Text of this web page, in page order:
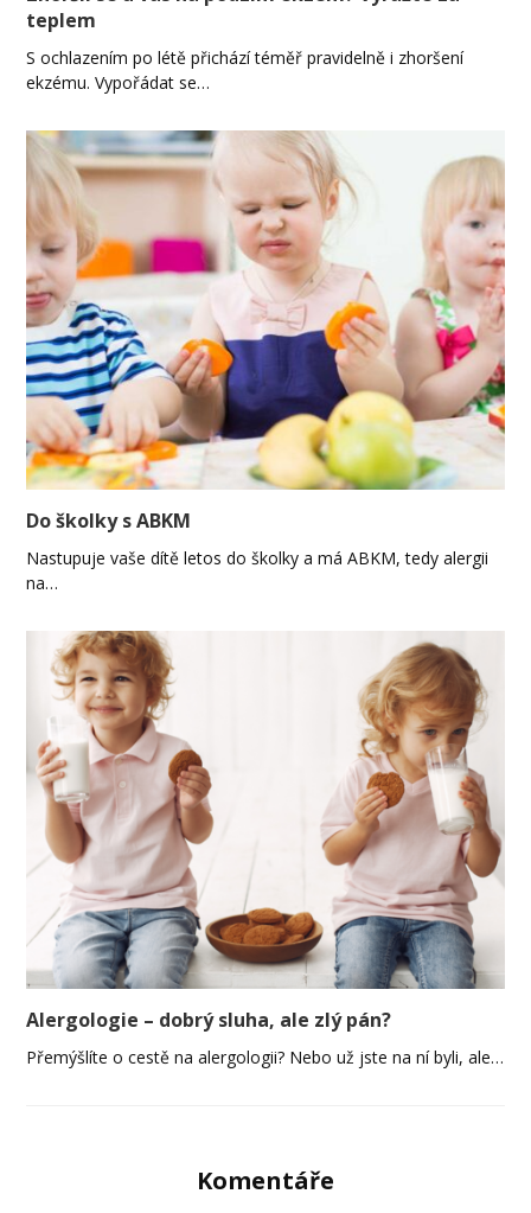
teplem
S ochlazením po létě přichází téměř pravidelně i zhoršení
ekzému. Vypořádat se…
Do školky s ABKM
Nastupuje vaše dítě letos do školky a má ABKM, tedy alergii
na…
Alergologie – dobrý sluha, ale zlý pán?
Přemýšlíte o cestě na alergologii? Nebo už jste na ní byli, ale…
Komentáře